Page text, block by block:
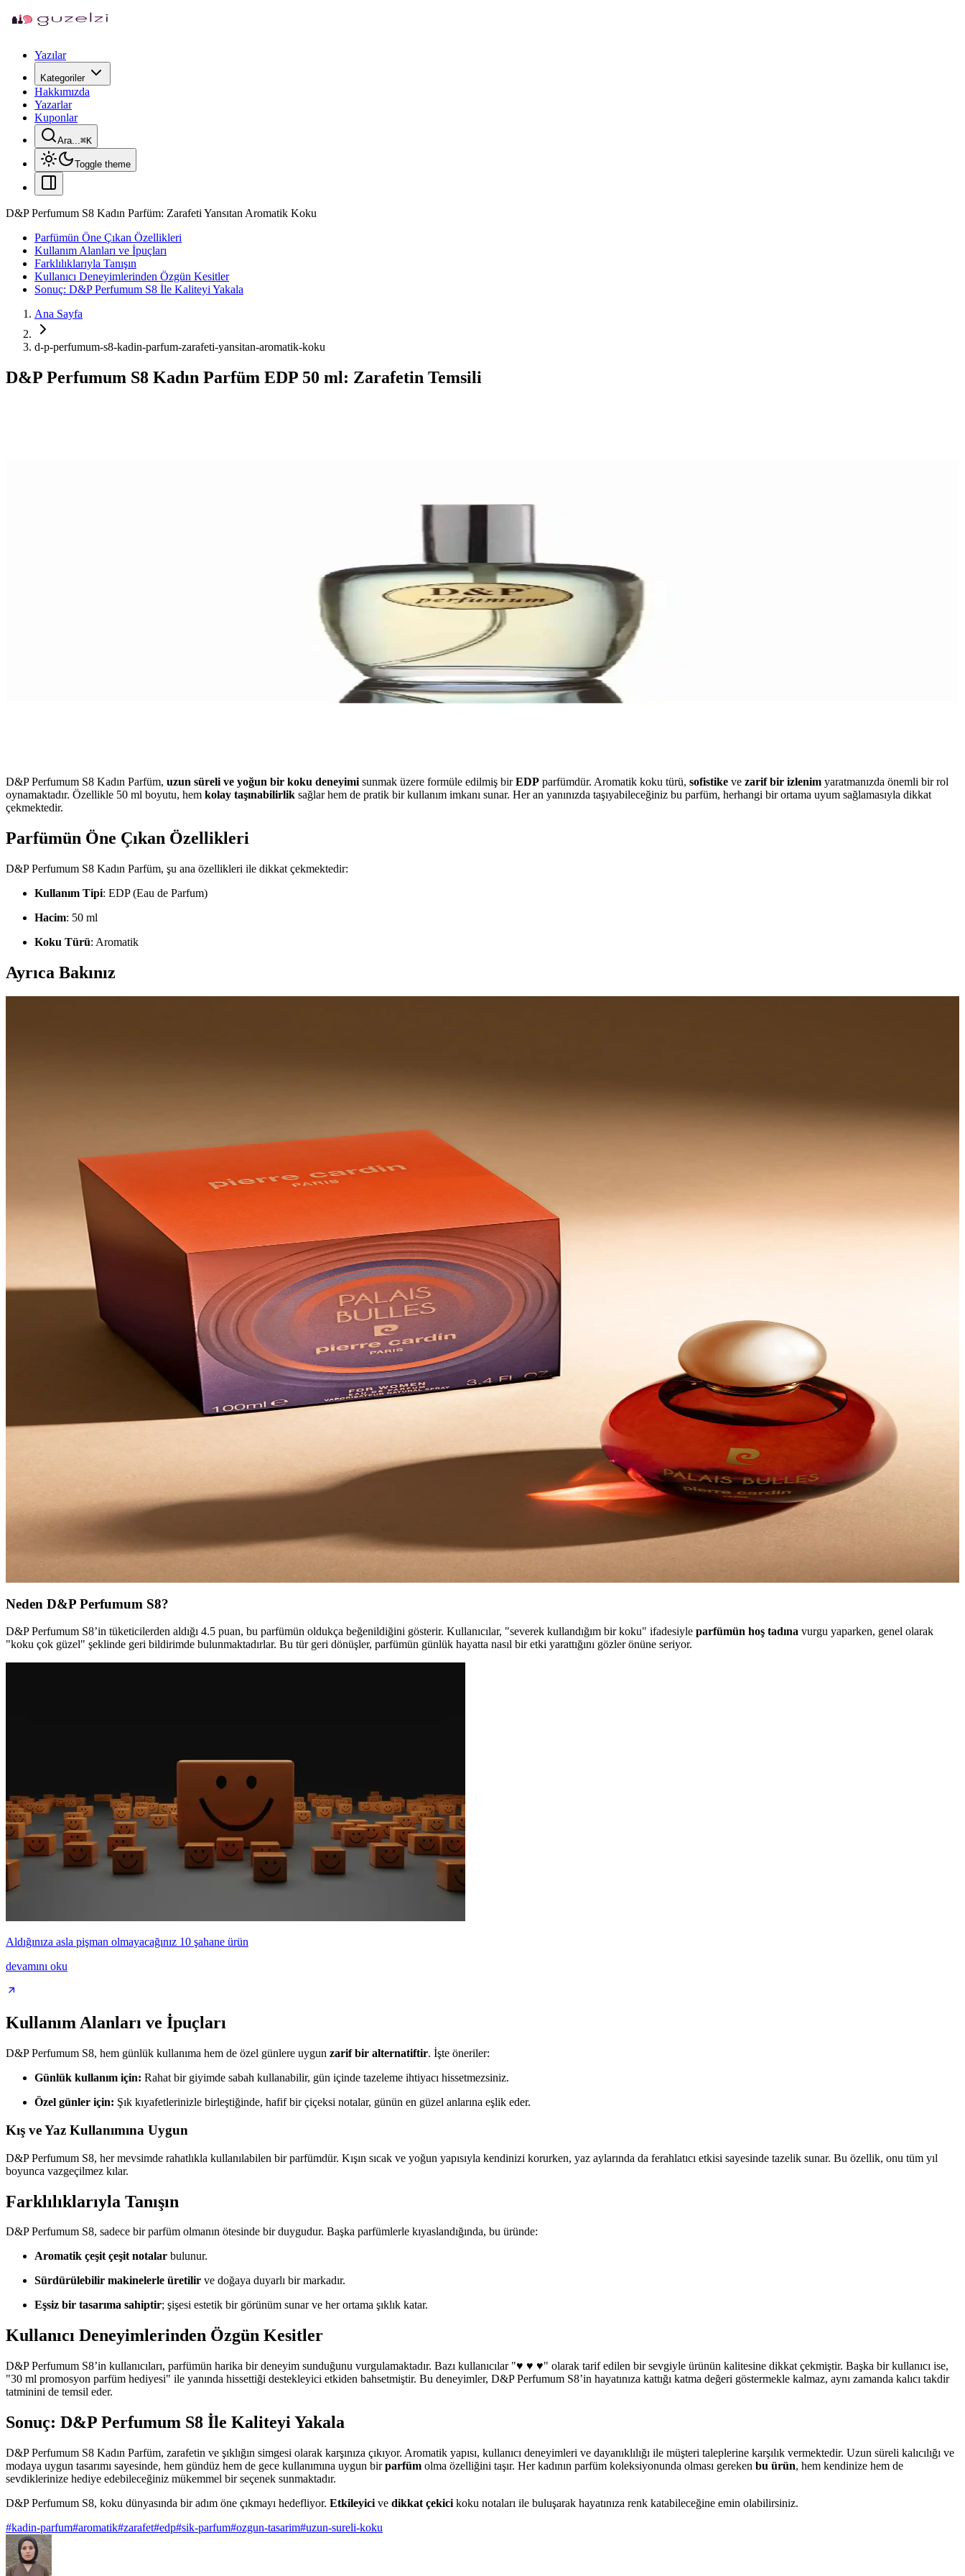
Yazılar
Kategoriler
Hakkımızda
Yazarlar
Kuponlar
Ara...⌘K
Toggle theme
D&P Perfumum S8 Kadın Parfüm: Zarafeti Yansıtan Aromatik Koku
Parfümün Öne Çıkan Özellikleri
Kullanım Alanları ve İpuçları
Farklılıklarıyla Tanışın
Kullanıcı Deneyimlerinden Özgün Kesitler
Sonuç: D&P Perfumum S8 İle Kaliteyi Yakala
Ana Sayfa
d-p-perfumum-s8-kadin-parfum-zarafeti-yansitan-aromatik-koku
D&P Perfumum S8 Kadın Parfüm EDP 50 ml: Zarafetin Temsili
D&P Perfumum S8 Kadın Parfüm, uzun süreli ve yoğun bir koku deneyimi sunmak üzere formüle edilmiş birEDP parfümdür. Aromatik koku türü, sofistike ve zarif bir izlenim yaratmanızda önemli bir rol
oynamaktadır. Özellikle 50 ml boyutu, hem kolay taşınabilirlik sağlar hem de pratik bir kullanım imkanı sunar. Her an yanınızda taşıyabileceğiniz bu parfüm, herhangi bir ortama uyum sağlamasıyla dikkat
çekmektedir.
Parfümün Öne Çıkan Özellikleri
D&P Perfumum S8 Kadın Parfüm, şu ana özellikleri ile dikkat çekmektedir:
Kullanım Tipi: EDP (Eau de Parfum)
Hacim: 50 ml
Koku Türü: Aromatik
Ayrıca Bakınız
Bvlgari Man Wood Neroli ve Lancome La Nuit Tresor Parfüm Karşılaştırması
Bvlgari Man Wood Neroli ve Lancome La Nuit Tresor'un özellikleri, kullanıcı yorumları ve karşılaştırmasıyla, sizin için en uygun parfümü seçmenize yardımcı oluyor.
Avon Attraction Kadın Parfüm EDP 30 ml: Odunsu Zarafet ile Uzun Kalıcılık için Günlük
Avon Attraction Kadın Parfüm EDP 30 ml, odunsu yapı ve vanilya-amber dokunuşlarıyla dengeli, zarif bir koku sunar. Yoğun formülü ile gün boyu kalıcılık sağlar ve 30 ml boyutu çanta dostu günlük kullanıma
Avon Rare Amethyst Kadın Parfüm EdP 50 ml: Meyveli Çiçeksi Kalıcılık ve Şık Mor Ambalaj
Avon Rare Amethyst Kadın Parfüm EdP, 50 ml boyutunda taşınabilir ve uzun süreli kalıcılık sunan meyveli çiçeksi bir koku. Mor ambalaj ve Polonya menşeiyle zarif bir tasarım refill yok, Sınıf 3 alevlenir sıvılar
güvenlik etiketiyle dikkat çekiyor.
Bargello 409 Kadın Parfüm EdP Oriantal: Çiçeksi ve Oriental Tonlarda Kalıcı 50 ml
Bargello 409 Kadın Parfüm EdP Oriantal, çiçeksi kökleri üzerinde oriental dokunuşlar sunan 50 ml’lik bir koku; günlük kullanım için kalıcı ve dengeli bir seçenek. Ofisten akşam buluşmalarına uyum sağlayan
Avon Incandessence Flame EDP 50 ml Kadın Parfüm: Çiçek Koku Profili ve Günlük Özellikler
Avon Incandessence Flame EDP 50 ml, çiçeksi ve güçlü bir koku. Altın gardenya, mor güneş çiçeği ve yasemin ile katmanlı bir dokunuş sağlar; tüm cilt tipleri için günlük kullanımda dengeli ve kalıcılık kişisel
Calvin Klein Euphoria EdP 30 ml Kadın Parfüm İnceleme ve Kullanım Rehberi Detaylı
Calvin Klein Euphoria EdP 30 ml, oryantal ve çiçeksi bir koku profiline sahip kadın parfümüdür. Günlük şıklık ve özel buluşmalar için uygundur; pulse noktalarına uygulandığında notalar belirginleşir ve
katmanlama kalıcılığı artırır.
Pierre Cardin Parfüm Dünyası: Zarafet ve İddianın Sembolü Geniş Ürün Yelpazesi ve Kaliteli Kokular
Pierre Cardin parfümleri, şık tasarımları ve özgün kokularıyla tarzınızı tamamlar. Erkek ve kadın koleksiyonlarıyla kalıcılık ve güven sağlar, yaşam tarzınızı yansıtan seçenekler sunar.
Neden D&P Perfumum S8?
D&P Perfumum S8’in tüketicilerden aldığı 4.5 puan, bu parfümün oldukça beğenildiğini gösterir. Kullanıcılar, "severek kullandığım bir koku" ifadesiyle parfümün hoş tadına vurgu yaparken, genel olarak
"koku çok güzel" şeklinde geri bildirimde bulunmaktadırlar. Bu tür geri dönüşler, parfümün günlük hayatta nasıl bir etki yarattığını gözler önüne seriyor.
Aldığınıza asla pişman olmayacağınız 10 şahane ürün
devamını oku
Kullanım Alanları ve İpuçları
D&P Perfumum S8, hem günlük kullanıma hem de özel günlere uygun zarif bir alternatiftir. İşte öneriler:
Günlük kullanım için: Rahat bir giyimde sabah kullanabilir, gün içinde tazeleme ihtiyacı hissetmezsiniz.
Özel günler için: Şık kıyafetlerinizle birleştiğinde, hafif bir çiçeksi notalar, günün en güzel anlarına eşlik eder.
Kış ve Yaz Kullanımına Uygun
D&P Perfumum S8, her mevsimde rahatlıkla kullanılabilen bir parfümdür. Kışın sıcak ve yoğun yapısıyla kendinizi korurken, yaz aylarında da ferahlatıcı etkisi sayesinde tazelik sunar. Bu özellik, onu tüm yıl
boyunca vazgeçilmez kılar.
Farklılıklarıyla Tanışın
D&P Perfumum S8, sadece bir parfüm olmanın ötesinde bir duygudur. Başka parfümlerle kıyaslandığında, bu üründe:
Aromatik çeşit çeşit notalar bulunur.
Sürdürülebilir makinelerle üretilir ve doğaya duyarlı bir markadır.
Eşsiz bir tasarıma sahiptir; şişesi estetik bir görünüm sunar ve her ortama şıklık katar.
Kullanıcı Deneyimlerinden Özgün Kesitler
D&P Perfumum S8’in kullanıcıları, parfümün harika bir deneyim sunduğunu vurgulamaktadır. Bazı kullanıcılar "♥️ ♥️ ♥️" olarak tarif edilen bir sevgiyle ürünün kalitesine dikkat çekmiştir. Başka bir kullanıcı ise,
"30 ml promosyon parfüm hediyesi" ile yanında hissettiği destekleyici etkiden bahsetmiştir. Bu deneyimler, D&P Perfumum S8’in hayatınıza kattığı katma değeri göstermekle kalmaz, aynı zamanda kalıcı takdir
tatminini de temsil eder.
Sonuç: D&P Perfumum S8 İle Kaliteyi Yakala
D&P Perfumum S8 Kadın Parfüm, zarafetin ve şıklığın simgesi olarak karşınıza çıkıyor. Aromatik yapısı, kullanıcı deneyimleri ve dayanıklılığı ile müşteri taleplerine karşılık vermektedir. Uzun süreli kalıcılığı ve
modaya uygun tasarımı sayesinde, hem gündüz hem de gece kullanımına uygun birparfüm olma özelliğini taşır. Her kadının parfüm koleksiyonunda olması gereken bu ürün, hem kendinize hem de
sevdiklerinize hediye edebileceğiniz mükemmel bir seçenek sunmaktadır.
D&P Perfumum S8, koku dünyasında bir adım öne çıkmayı hedefliyor. Etkileyici ve dikkat çekici koku notaları ile buluşarak hayatınıza renk katabileceğine emin olabilirsiniz.
#kadin-parfum#aromatik#zarafet#edp#sik-parfum#ozgun-tasarim#uzun-sureli-koku